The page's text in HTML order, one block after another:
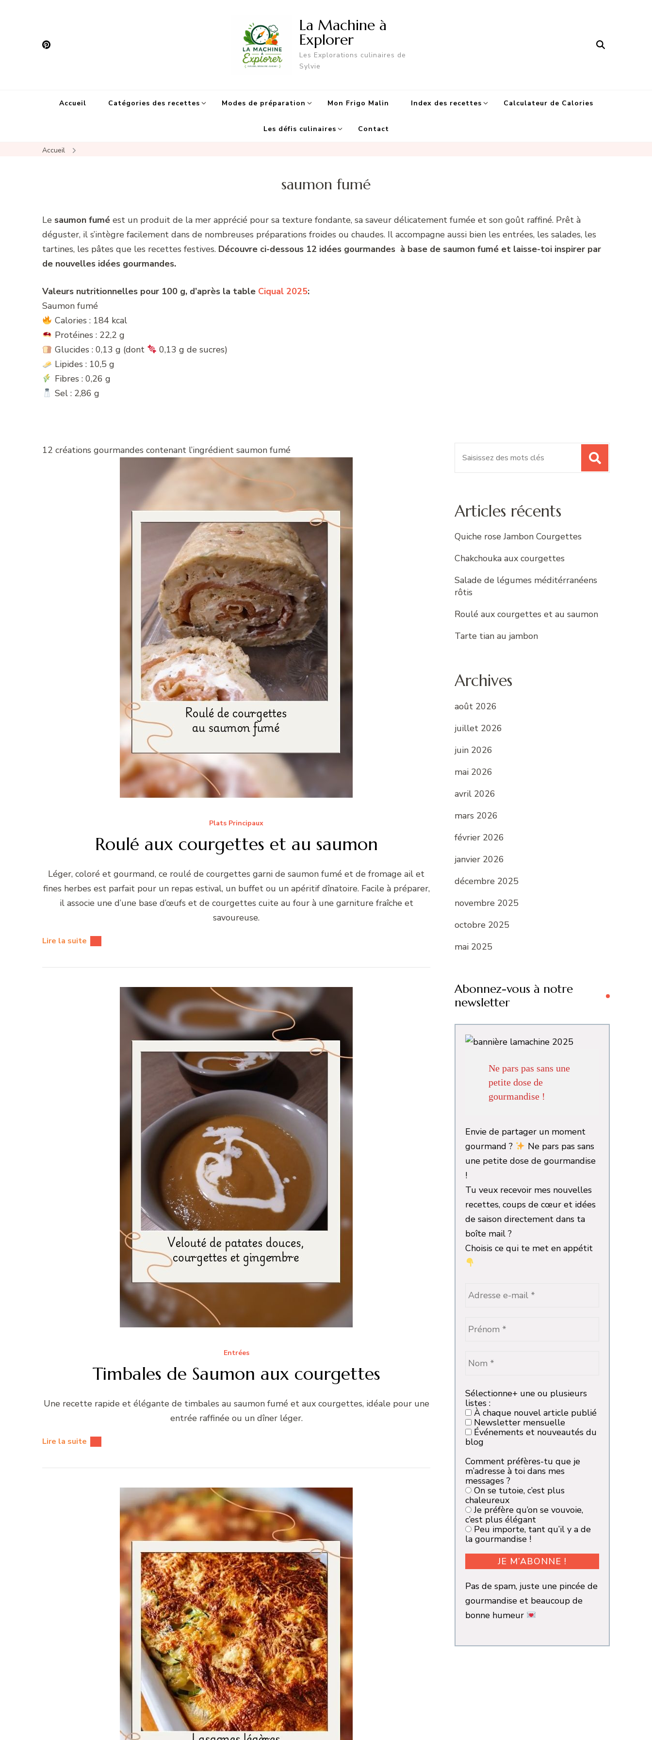
La Machine à
Explorer
Les Explorations culinaires de
Sylvie
Accueil Catégories des recettes Modes de préparation Mon Frigo Malin Index des recettes Calculateur de Calories
Les défis culinaires Contact
Accueil
saumon fumé
Le saumon fumé est un produit de la mer apprécié pour sa texture fondante, sa saveur délicatement fumée et son goût raffiné. Prêt à
déguster, il s’intègre facilement dans de nombreuses préparations froides ou chaudes. Il accompagne aussi bien les entrées, les salades, les
tartines, les pâtes que les recettes festives. Découvre ci-dessous 12 idées gourmandes à base de saumon fumé et laisse-toi inspirer par
de nouvelles idées gourmandes.
Valeurs nutritionnelles pour 100 g, d’après la table Ciqual 2025:
Saumon fumé
Calories : 184 kcal
Protéines : 22,2 g
Glucides : 0,13 g (dont
0,13 g de sucres)
Lipides : 10,5 g
Fibres : 0,26 g
Sel : 2,86 g
12 créations gourmandes contenant l’ingrédient saumon fumé
Plats Principaux
Roulé aux courgettes et au saumon
Léger, coloré et gourmand, ce roulé de courgettes garni de saumon fumé et de fromage ail et
fines herbes est parfait pour un repas estival, un buffet ou un apéritif dînatoire. Facile à préparer,
il associe une d’une base d’œufs et de courgettes cuite au four à une garniture fraîche et
savoureuse.
Lire la suite
Entrées
Timbales de Saumon aux courgettes
Une recette rapide et élégante de timbales au saumon fumé et aux courgettes, idéale pour une
entrée raffinée ou un dîner léger.
Lire la suite
Articles récents
Quiche rose Jambon Courgettes
Chakchouka aux courgettes
Salade de légumes méditérranéens
rôtis
Roulé aux courgettes et au saumon
Tarte tian au jambon
Archives
août 2026
juillet 2026
juin 2026
mai 2026
avril 2026
mars 2026
février 2026
janvier 2026
décembre 2025
novembre 2025
octobre 2025
mai 2025
Abonnez-vous à notre
newsletter
Ne pars pas sans une
petite dose de
gourmandise !
Envie de partager un moment
gourmand ?
Ne pars pas sans
une petite dose de gourmandise
!
Tu veux recevoir mes nouvelles
recettes, coups de cœur et idées
de saison directement dans ta
boîte mail ?
Choisis ce qui te met en appétit
Sélectionne+ une ou plusieurs
listes :
À chaque nouvel article publié
Newsletter mensuelle
Événements et nouveautés du
blog
Comment préfères-tu que je
m’adresse à toi dans mes
messages ?
On se tutoie, c’est plus
chaleureux
Je préfère qu’on se vouvoie,
c’est plus élégant
la gourmandise !
Pas de spam, juste une pincée de
gourmandise et beaucoup de
bonne humeur